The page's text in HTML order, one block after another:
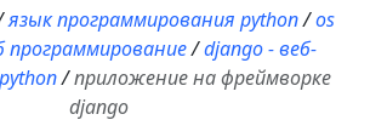
язык программирования python/os
программирование/django - веб-
/приложение на фреймворке
django